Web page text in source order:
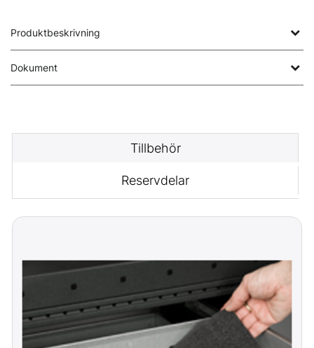
Produktbeskrivning
Dokument
Tillbehör
Reservdelar